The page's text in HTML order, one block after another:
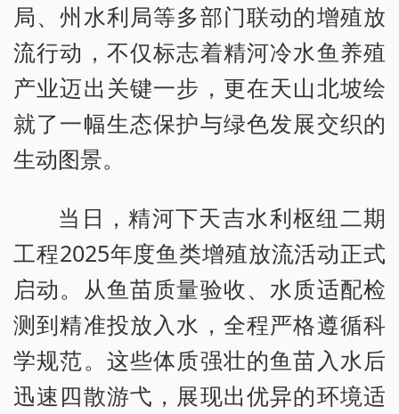
局、州水利局等多部门联动的增殖放
流行动，不仅标志着精河冷水鱼养殖
产业迈出关键一步，更在天山北坡绘
就了一幅生态保护与绿色发展交织的
生动图景。
当日，精河下天吉水利枢纽二期
工程2025年度鱼类增殖放流活动正式
启动。从鱼苗质量验收、水质适配检
测到精准投放入水，全程严格遵循科
学规范。这些体质强壮的鱼苗入水后
迅速四散游弋，展现出优异的环境适